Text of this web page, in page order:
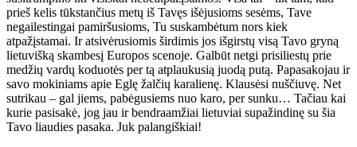
prieš kelis tūkstančius metų iš Tavęs išėjusioms sesėms, Tave
negailestingai pamiršusioms, Tu suskambėtum nors kiek
atpažįstamai. Ir atsivėrusiomis širdimis jos išgirstų visą Tavo gryną
lietuvišką skambesį Europos scenoje. Galbūt netgi prisiliestų prie
medžių vardų koduotės per tą atplaukusią juodą putą. Papasakojau ir
savo mokiniams apie Eglę žalčių karalienę. Klausėsi nuščiuvę. Net
sutrikau – gal jiems, pabėgusiems nuo karo, per sunku… Tačiau kai
kurie pasisakė, jog jau ir bendraamžiai lietuviai supažindinę su šia
Tavo liaudies pasaka. Juk palangiškiai!